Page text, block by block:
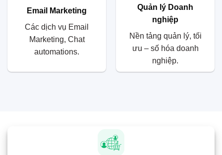
Email Marketing
Các dịch vụ Email
Marketing, Chat
automations.
Quản lý Doanh
nghiệp
Nền tảng quản lý, tối
ưu – số hóa doanh
nghiệp.